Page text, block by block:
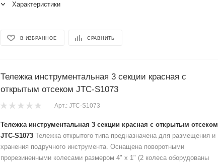
Характеристики
В ИЗБРАННОЕ СРАВНИТЬ
Тележка инструментальная 3 секции красная с
открытым отсеком JTC-S1073
Арт.: JTC-S1073
Тележка инструментальная 3 секции красная с открытым отсеком
JTC-S1073 Тележка открытого типа предназначена для размещения и
хранения подручного инструмента. Оснащена поворотными
прорезиненными колесами размером 4" х 1" (2 колеса оборудованы